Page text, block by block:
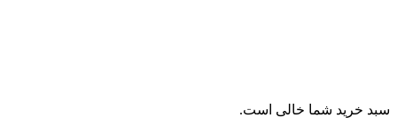
سبد خرید شما خالی است.